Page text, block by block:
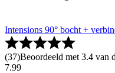
Intensions 90° bocht +
(37)Beoordeeld met 3.4 van
7.99